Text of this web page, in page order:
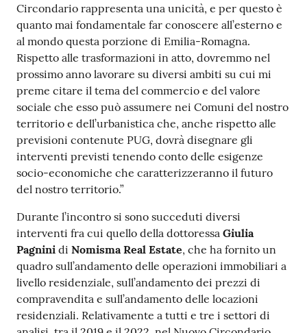
Circondario rappresenta una unicità, e per questo è
quanto mai fondamentale far conoscere all’esterno e
al mondo questa porzione di Emilia-Romagna.
Rispetto alle trasformazioni in atto, dovremmo nel
prossimo anno lavorare su diversi ambiti su cui mi
preme citare il tema del commercio e del valore
sociale che esso può assumere nei Comuni del nostro
territorio e dell’urbanistica che, anche rispetto alle
previsioni contenute PUG, dovrà disegnare gli
interventi previsti tenendo conto delle esigenze
socio-economiche che caratterizzeranno il futuro
del nostro territorio.”
Durante l’incontro si sono succeduti diversi
interventi fra cui quello della dottoressa Giulia
Pagnini di Nomisma Real Estate, che ha fornito un
quadro sull’andamento delle operazioni immobiliari a
livello residenziale, sull’andamento dei prezzi di
compravendita e sull’andamento delle locazioni
residenziali. Relativamente a tutti e tre i settori di